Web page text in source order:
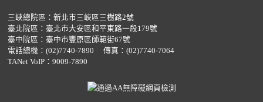
三峽總院區：新北市三峽區三樹路2號
臺北院區：臺北市大安區和平東路一段179號
臺中院區：臺中市豐原區師範街67號
電話總機： (02)7740-7890
傳真：(02)7740-7064
TANet VoIP：9009-7890